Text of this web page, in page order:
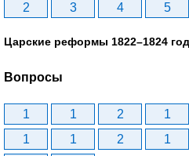
2
3 4 5
Царские реформы 1822–1824
Вопросы
1 1 2 1
1
1 2 1